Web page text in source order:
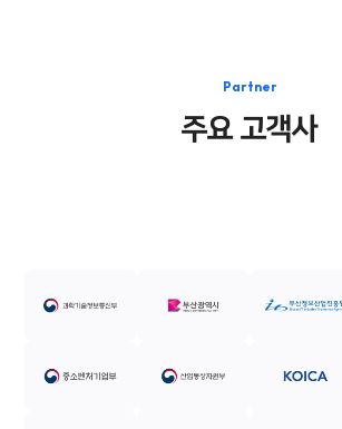
Partner
주요 고객사